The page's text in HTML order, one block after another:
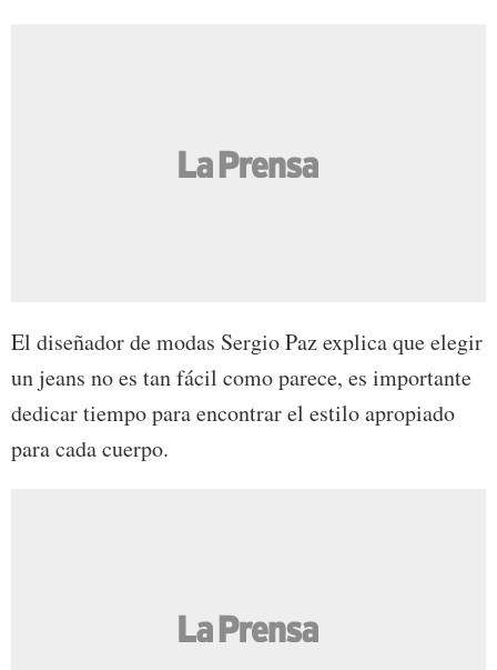
El diseñador de modas Sergio Paz explica que elegir
un jeans no es tan fácil como parece, es importante
dedicar tiempo para encontrar el estilo apropiado
para cada cuerpo.